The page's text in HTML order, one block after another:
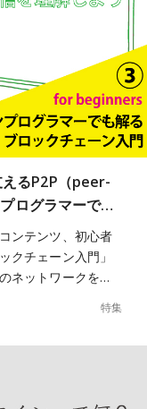
るP2P（peer-
ログラマーで…
ンテンツ、初心者
クチェーン入門」
ネットワークを…
特集